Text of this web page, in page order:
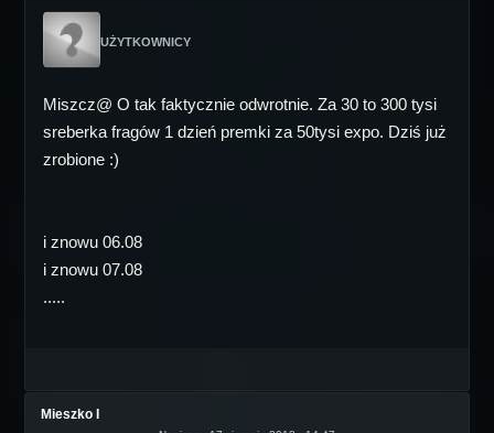
UŻYTKOWNICY
Miszcz@ O tak faktycznie odwrotnie. Za 30 to 300 tysi
sreberka fragów 1 dzień premki za 50tysi expo. Dziś już
zrobione :)
i znowu 06.08
i znowu 07.08
.....
Mieszko I